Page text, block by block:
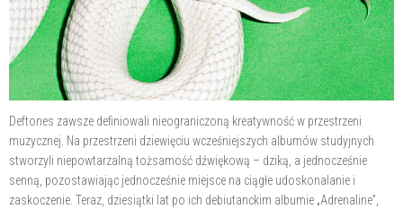
Deftones zawsze definiowali nieograniczoną kreatywność w przestrzeni
muzycznej. Na przestrzeni dziewięciu wcześniejszych albumów studyjnych
stworzyli niepowtarzalną tożsamość dźwiękową – dziką, a jednocześnie
senną, pozostawiając jednocześnie miejsce na ciągłe udoskonalanie i
zaskoczenie. Teraz, dziesiątki lat po ich debiutanckim albumie „Adrenaline”,